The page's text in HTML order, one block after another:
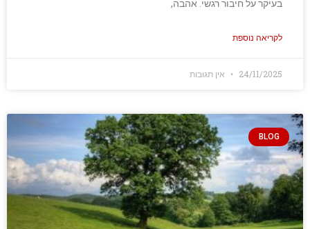
בעיקר על חיבור רגשי. אהבה,
לקריאה נוספת
24/11/2025 אין תגובות
BLOG